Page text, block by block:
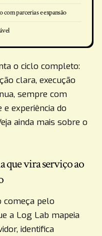
parcerias e expansão
o ciclo completo:
clara, execução
sempre com
experiência do
ainda mais sobre o
que vira serviço ao
começa pelo
a Log Lab mapeia
identifica